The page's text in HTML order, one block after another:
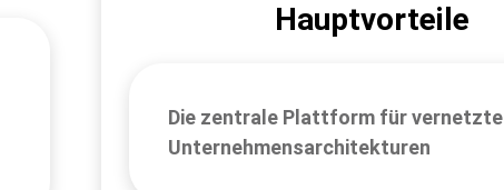
Hauptvorteile
Die zentrale Plattform für vernetzte
Unternehmensarchitekturen